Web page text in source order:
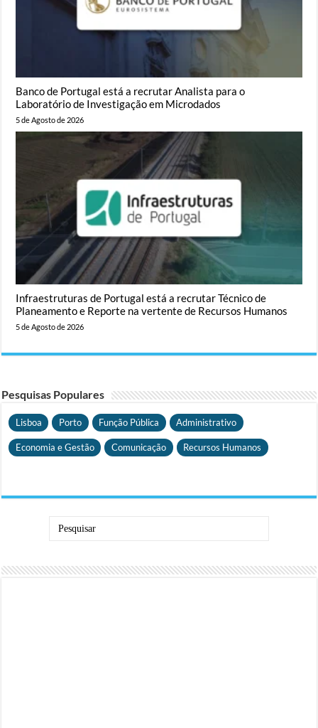
Banco de Portugal está a recrutar Analista para o
Laboratório de Investigação em Microdados
5 de Agosto de 2026
Infraestruturas de Portugal está a recrutar Técnico de
Planeamento e Reporte na vertente de Recursos Humanos
5 de Agosto de 2026
Pesquisas Populares
Lisboa Porto Função Pública Administrativo
Economia e Gestão Comunicação Recursos Humanos